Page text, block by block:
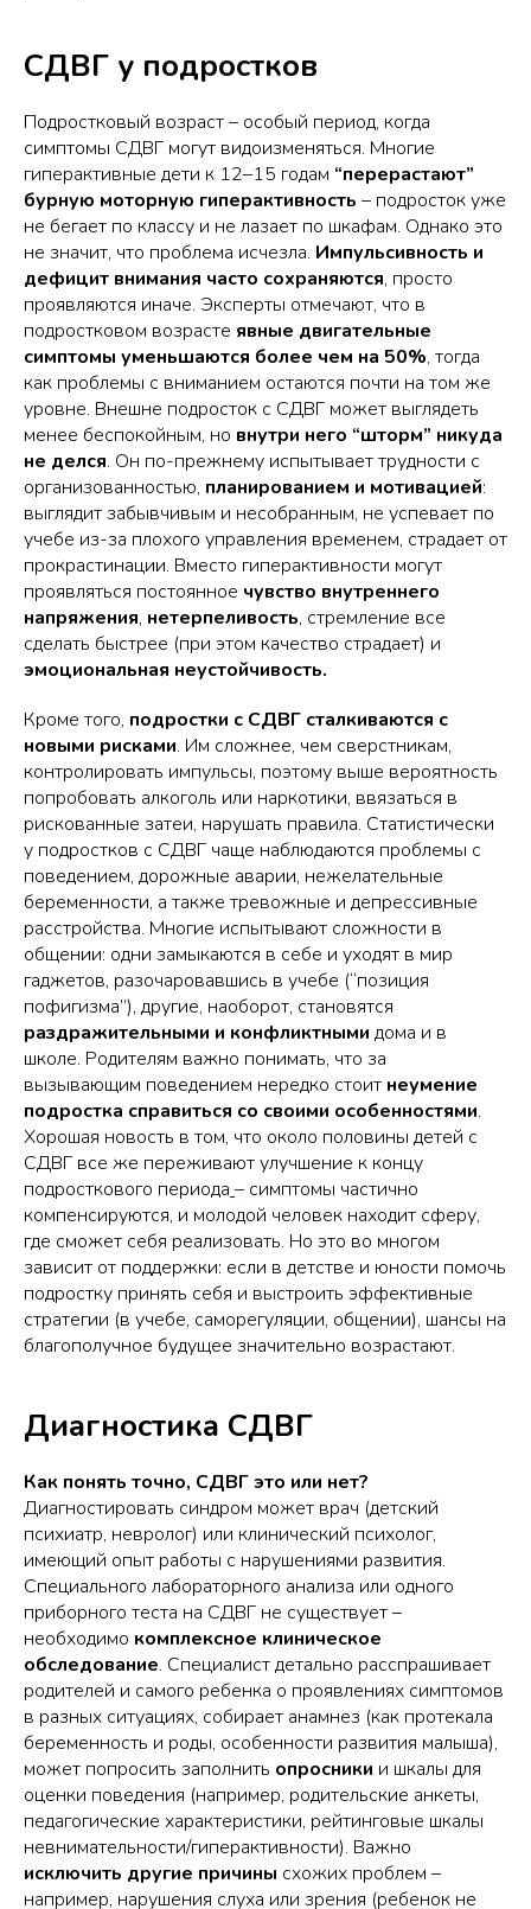
СДВГ у подростков
Подростковый возраст – особый период, когда
симптомы СДВГ могут видоизменяться. Многие
гиперактивные дети к 12–15 годам “перерастают”
бурную моторную гиперактивность – подросток уже
не бегает по классу и не лазает по шкафам. Однако это
не значит, что проблема исчезла. Импульсивность и
дефицит внимания часто сохраняются, просто
проявляются иначе. Эксперты отмечают, что в
подростковом возрасте явные двигательные
симптомы уменьшаются более чем на 50%, тогда
как проблемы с вниманием остаются почти на том же
уровне. Внешне подросток с СДВГ может выглядеть
менее беспокойным, но внутри него “шторм” никуда
не делся. Он по-прежнему испытывает трудности с
организованностью, планированием и мотивацией:
выглядит забывчивым и несобранным, не успевает по
учебе из-за плохого управления временем, страдает от
прокрастинации. Вместо гиперактивности могут
проявляться постоянное чувство внутреннего
напряжения, нетерпеливость, стремление все
сделать быстрее (при этом качество страдает) и
эмоциональная неустойчивость.
Кроме того, подростки с СДВГ сталкиваются с
новыми рисками. Им сложнее, чем сверстникам,
контролировать импульсы, поэтому выше вероятность
попробовать алкоголь или наркотики, ввязаться в
рискованные затеи, нарушать правила. Статистически
у подростков с СДВГ чаще наблюдаются проблемы с
поведением, дорожные аварии, нежелательные
беременности, а также тревожные и депрессивные
расстройства. Многие испытывают сложности в
общении: одни замыкаются в себе и уходят в мир
гаджетов, разочаровавшись в учебе (“позиция
пофигизма”), другие, наоборот, становятся
раздражительными и конфликтными дома и в
школе. Родителям важно понимать, что за
вызывающим поведением нередко стоит неумение
подростка справиться со своими особенностями.
Хорошая новость в том, что около половины детей с
СДВГ все же переживают улучшение к концу
подросткового периода – симптомы частично
компенсируются, и молодой человек находит сферу,
где сможет себя реализовать. Но это во многом
зависит от поддержки: если в детстве и юности помочь
подростку принять себя и выстроить эффективные
стратегии (в учебе, саморегуляции, общении), шансы на
благополучное будущее значительно возрастают.
Диагностика СДВГ
Как понять точно, СДВГ это или нет?
Диагностировать синдром может врач (детский
психиатр, невролог) или клинический психолог,
имеющий опыт работы с нарушениями развития.
Специального лабораторного анализа или одного
приборного теста на СДВГ не существует –
необходимо комплексное клиническое
обследование. Специалист детально расспрашивает
родителей и самого ребенка о проявлениях симптомов
в разных ситуациях, собирает анамнез (как протекала
беременность и роды, особенности развития малыша),
может попросить заполнить опросники и шкалы для
оценки поведения (например, родительские анкеты,
педагогические характеристики, рейтинговые шкалы
невнимательности/гиперактивности). Важно
исключить другие причины схожих проблем –
например, нарушения слуха или зрения (ребенок не